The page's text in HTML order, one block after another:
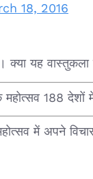
18, 2016
यह वास्तुकला
महोत्सव 188
में अपने